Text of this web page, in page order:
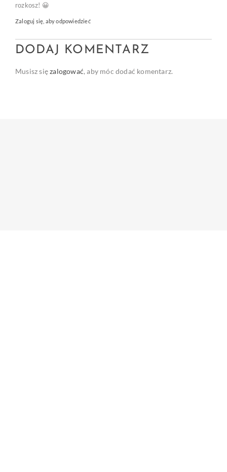
rozkosz! 😀
Zaloguj się, aby odpowiedzieć
DODAJ KOMENTARZ
Musisz sięzalogować, aby móc dodać komentarz.